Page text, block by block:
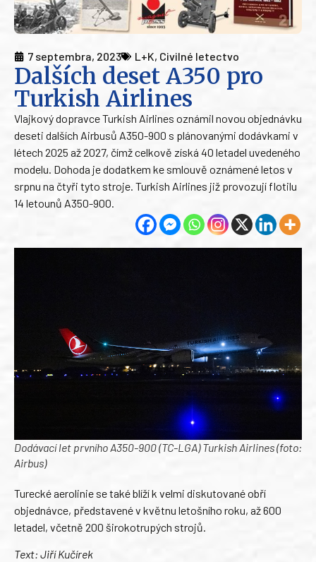
7 septembra, 2023 L+K, Civilné letectvo
Dalších deset A350 pro
Turkish Airlines
Vlajkový dopravce Turkish Airlines oznámil novou objednávku
deseti dalších Airbusů A350-900 s plánovanými dodávkami v
létech 2025 až 2027, čímž celkově získá 40 letadel uvedeného
modelu. Dohoda je dodatkem ke smlouvě oznámené letos v
srpnu na čtyři tyto stroje. Turkish Airlines již provozují flotilu
14 letounů A350-900.
Dodávací let prvního A350-900 (TC-LGA) Turkish Airlines (foto:
Airbus)
Turecké aerolinie se také blíží k velmi diskutované obří
objednávce, představené v květnu letošního roku, až 600
letadel, včetně 200 širokotrupých strojů.
Text: Jiří Kučírek